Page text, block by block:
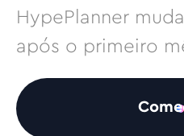
HypePlanner
após o primeiro